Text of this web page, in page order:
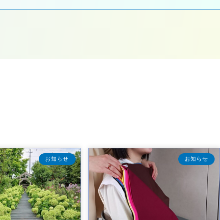
お知らせ お知らせ